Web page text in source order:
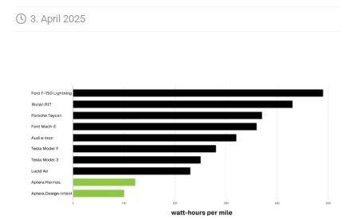
3. April 2025